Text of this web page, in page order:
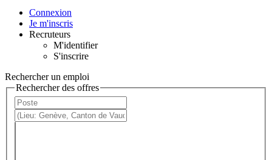
Connexion
Je m'inscris
Recruteurs
M'identifier
S'inscrire
Rechercher un emploi
Rechercher des offres